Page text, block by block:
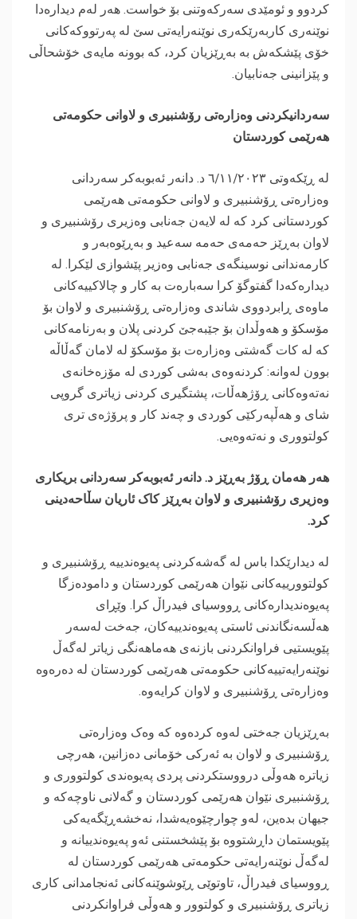
کردوو و ئومێدی سەرکەوتنی بۆ خواست. هەر لەم دیدارەدا
نوێنەری کاربەرێکەری نوێنەرایەتی سێ لە پەرتووکەکانی
خۆی پێشکەش بە بەڕێزیان کرد، کە بوونە مایەی خۆشحاڵی
و پێزانینی جەنابیان.
‎سەردانیکردنی وەزارەتی رۆشنبیری و لاوانی حکومەتی
هەرێمی کوردستان
‎لە ڕێکەوتی ٦/۱۱/۲٠۲۳ د. دانەر ئەبوبەکر سەردانی
وەزارەتی ڕۆشنبیری و لاوانی حکومەتی هەرێمی
کوردستانی کرد کە لە لایەن جەنابی وەزیری رۆشنبیری و
لاوان بەڕێز حەمەی حەمە سەعید و بەڕێوەبەر و
کارمەندانی نوسینگەی جەنابی وەزیر پێشوازی لێکرا. لە
دیدارەکەدا گفتوگۆ کرا سەبارەت بە کار و چالاکییەکانی
ماوەی ڕابردووی شاندی وەزارەتی ڕۆشنبیری و لاوان بۆ
مۆسکۆ و هەوڵدان بۆ جێبەجێ کردنی پلان و بەرنامەکانی
کە لە کات گەشتی وەزارەت بۆ مۆسکۆ لە لامان گەڵاڵە
بوون لەوانە: کردنەوەی بەشی کوردی لە مۆزەخانەی
نەتەوەکانی ڕۆژهەڵات، پشتگیری کردنی زیاتری گروپی
شای و هەڵپەرکێی کوردی و چەند کار و پرۆژەی تری
کولتووری و نەتەوەیی.
‎هەر هەمان ڕۆژ بەڕێز د. دانەر ئەبوبەکر سەردانی بریکاری
وەزیری رۆشنبیری و لاوان بەڕێز کاک ئاریان سڵاحەدینی
کرد.
‎له‌ دیدارێكدا باس له‌ گه‌شه‌كردنی په‌یوه‌ندییه‌ ڕۆشنبیری و
كولتوورییه‌كانی نێوان هه‌رێمی كوردستان و داموده‌زگا
په‌یوه‌ندیداره‌كانی ڕووسیای فیدراڵ کرا. وێڕای
هه‌ڵسه‌نگاندنی ئاستی په‌یوه‌ندییه‌كان، جه‌خت له‌سه‌ر
پێویستیی فراوانكردنی بازنه‌ی هه‌ماهه‌نگی زیاتر له‌گه‌ڵ
نوێنه‌رایه‌تییه‌كانی حكومه‌تی هه‌رێمی كوردستان له‌ ده‌ره‌وه‌
‌وەزارەتی ڕۆشنبیری و لاوان کرایەوە.
‎بەڕێزیان جەختی لەوە کردەوە کە وەک وه‌زاره‌تی
ڕۆشنبیری و لاوان به‌ ئه‌ركی خۆمانی ده‌زانین، هه‌رچی
زیاتره‌ هه‌وڵی درووستكردنی پردی په‌یوه‌ندی كولتووری و
ڕۆشنبیری نێوان هه‌رێمی كوردستان و گه‌لانی ناوچه‌كه‌ و
جیهان بده‌ین، له‌و چوارچێوه‌یه‌شدا، نه‌خشه‌ڕێگه‌یه‌كی
پێویستمان داڕشتووه‌ بۆ پێشخستنی ئه‌و په‌یوه‌ندییانه‌ و
له‌گه‌ڵ نوێنه‌رایه‌تی حكومه‌تی هه‌رێمی كوردستان له‌
ڕووسیای فیدراڵ، تاوتوێی ڕێوشوێنه‌كانی ئه‌نجامدانی كاری
زیاتری ڕۆشنبیری و كولتوور و هەوڵی فراوانکردنی